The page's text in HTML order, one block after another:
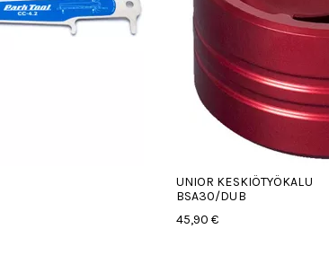
UNIOR KESKIÖTYÖKALU
BSA30/DUB
45,90 €